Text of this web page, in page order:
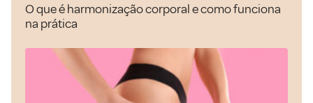
O que é harmonização corporal e como funciona
na prática